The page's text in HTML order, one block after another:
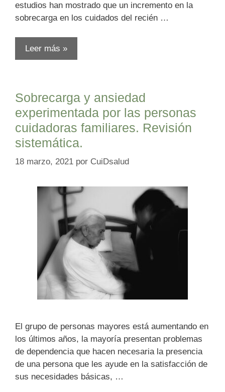
estudios han mostrado que un incremento en la
sobrecarga en los cuidados del recién …
Leer más »
Sobrecarga y ansiedad
experimentada por las personas
cuidadoras familiares. Revisión
sistemática.
18 marzo, 2021 por CuiDsalud
El grupo de personas mayores está aumentando en
los últimos años, la mayoría presentan problemas
de dependencia que hacen necesaria la presencia
de una persona que les ayude en la satisfacción de
sus necesidades básicas, …